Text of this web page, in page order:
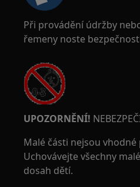
Při provádění údržby
řemeny noste
UPOZORNĚNÍ!
Malé části nejsou
Uchovávejte všechny
dosah dětí.